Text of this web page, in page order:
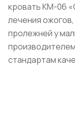
кровать КМ-06
лечения
пролежней у
стандартам